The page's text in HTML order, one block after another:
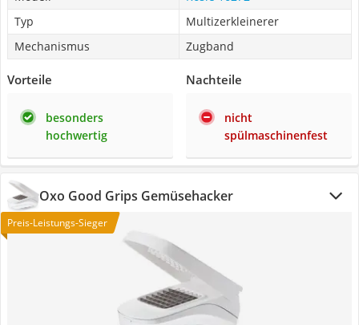
Typ
Multizerkleinerer
Mechanismus
Zugband
Vorteile
besonders
hochwertig
Nachteile
nicht
spülmaschinenfest
Oxo Good Grips Gemüsehacker
Preis-Leistungs-Sieger